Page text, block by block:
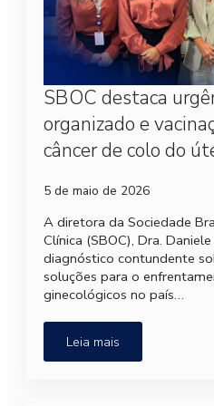
SBOC destaca
organizado e
câncer de colo do
5 de maio de 2026
A diretora da Sociedade
Clínica (SBOC), Dra.
diagnóstico contundente
soluções para o
ginecológicos no país…
Leia mais